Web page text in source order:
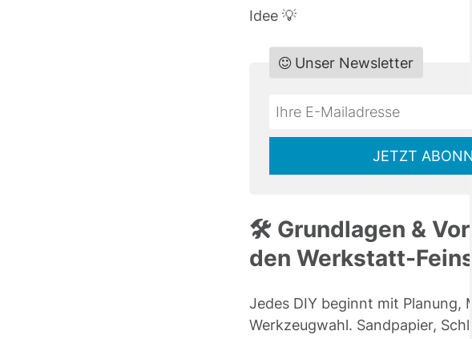
Idee 💡
Do
Unser Newsletter
*Ihre
JETZT
🛠️ Grundlagen &
den Werkstatt-
Jedes DIY beginnt mit Planung,
Werkzeugwahl. Sandpapier,